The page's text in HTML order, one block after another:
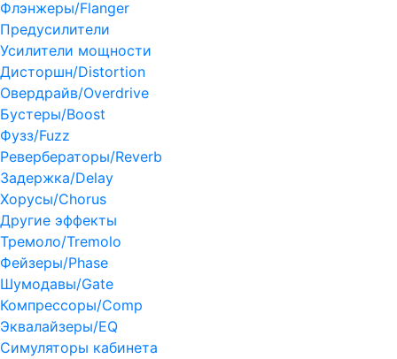
Флэнжеры/Flanger
Предусилители
Усилители мощности
Дисторшн/Distortion
Овердрайв/Overdrive
Бустеры/Boost
Фузз/Fuzz
Ревербераторы/Reverb
Задержка/Delay
Хорусы/Chorus
Другие эффекты
Тремоло/Tremolo
Фейзеры/Phase
Шумодавы/Gate
Компрессоры/Comp
Эквалайзеры/EQ
Симуляторы кабинета